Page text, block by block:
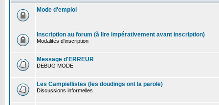
Mode d'emploi
Inscription au forum (à lire impérativement avant inscription)
Modalités d'inscription
Message d'ERREUR
DEBUG MODE
Les Campiellistes (les doudings ont la parole)
Discussions informelles